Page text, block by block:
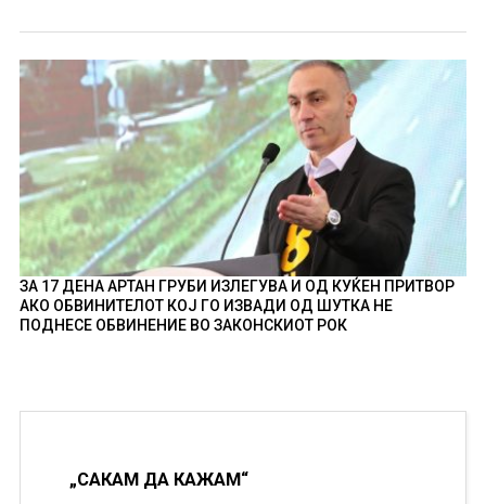
ЗА 17 ДЕНА АРТАН ГРУБИ ИЗЛЕГУВА И ОД КУЌЕН ПРИТВОР
АКО ОБВИНИТЕЛОТ КОЈ ГО ИЗВАДИ ОД ШУТКА НЕ
ПОДНЕСЕ ОБВИНЕНИЕ ВО ЗАКОНСКИОТ РОК
„САКАМ ДА КАЖАМ“